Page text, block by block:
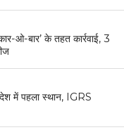
ओ-बार’ के तहत कार्रवाई, 3
में पहला स्थान, IGRS